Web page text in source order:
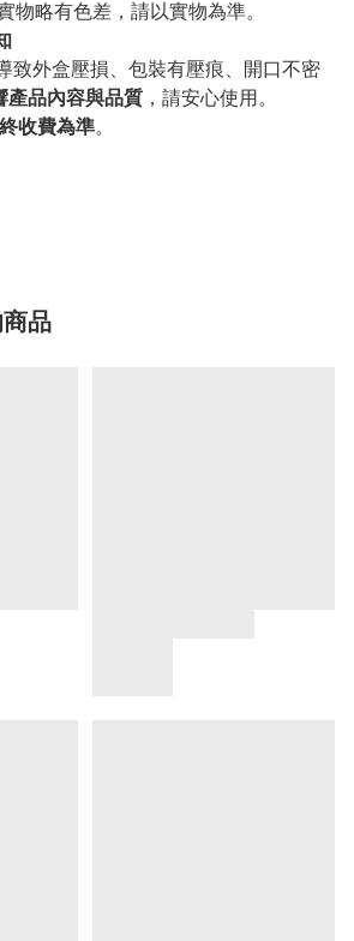
物略有色差，請以實物為準。
致外盒壓損、包裝有壓痕、開口不密
產品內容與品質 ，請安心使用。
收費為準。
品